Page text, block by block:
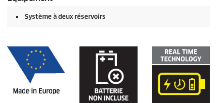
Système à deux réservoirs